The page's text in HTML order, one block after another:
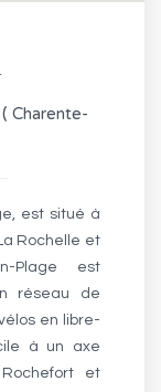
Charente-
est situé à
Rochelle et
Plage est
réseau de
en libre-
à un axe
et